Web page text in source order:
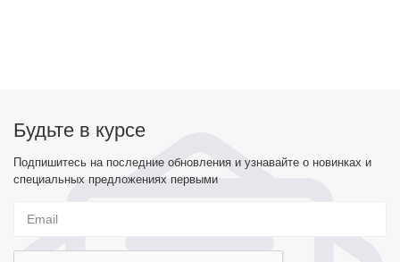
Будьте в курсе
Подпишитесь на последние обновления и узнавайте о новинках и
специальных предложениях первыми